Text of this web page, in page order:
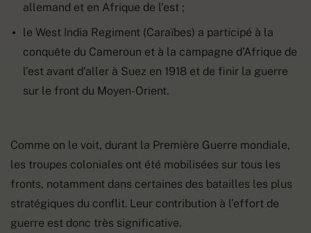
allemand et en Afrique de l’est ;
le West India Regiment (Caraïbes) a participé à la
conquête du Cameroun et à la campagne d’Afrique de
l’est avant d’aller à Suez en 1918 et de finir la guerre
sur le front du Moyen-Orient.
Comme on le voit, durant la Première Guerre mondiale,
les troupes coloniales ont été mobilisées sur tous les
fronts, notamment dans certaines des batailles les plus
stratégiques du conflit. Leur contribution à l’effort de
guerre est donc très significative.